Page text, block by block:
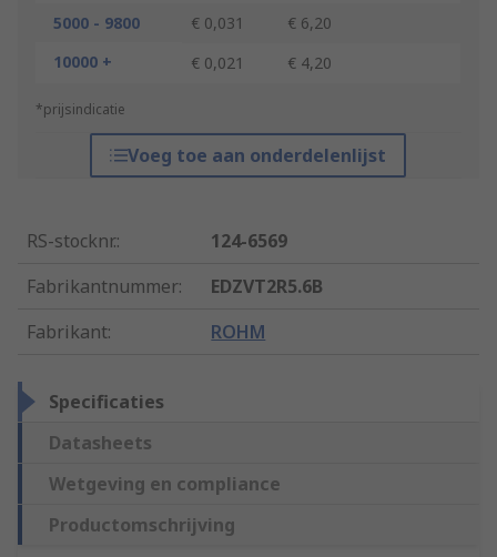
5000 - 9800
€ 0,031
€ 6,20
10000 +
€ 0,021 € 4,20
*prijsindicatie
Voeg toe aan onderdelenlijst
RS-stocknr.:
124-6569
Fabrikantnummer:
EDZVT2R5.6B
Fabrikant: ROHM
Specificaties
Datasheets
Wetgeving en compliance
Productomschrijving